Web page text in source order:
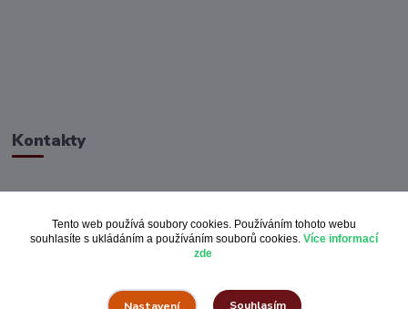
Kontakty
Tento web používá soubory cookies. Používáním tohoto webu
souhlasíte s ukládáním a používáním souborů cookies. Více informací
zde
Nastavení Souhlasím